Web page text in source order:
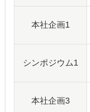
本社企画1
シンポジウム1
本社企画3